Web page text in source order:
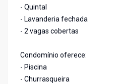
- Quintal
- Lavanderia fechada
- 2 vagas cobertas
Condomínio oferece:
- Piscina
- Churrasqueira